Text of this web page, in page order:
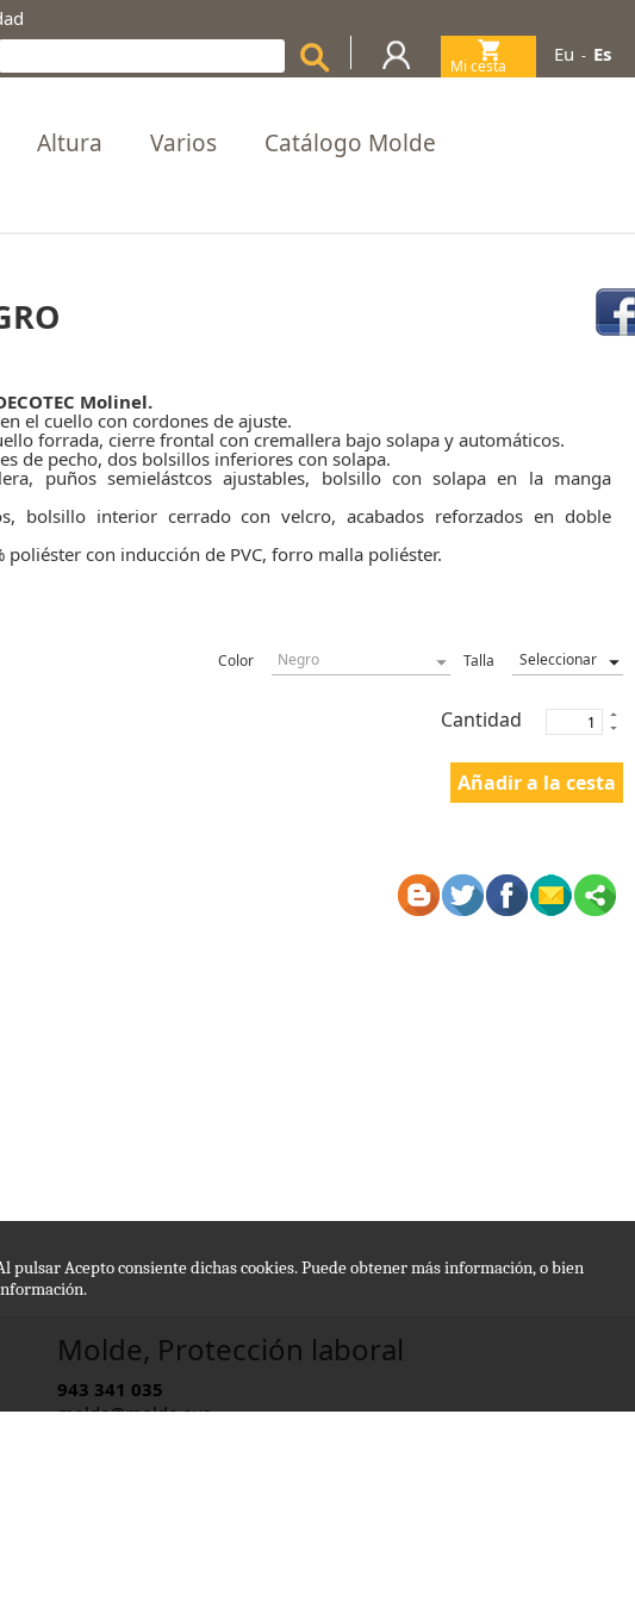
Acepto consiente dichas cookies. Puede obtener más información, o bien
Mi cesta
Eu - Es
Altura Varios
Catálogo Molde
Molinel.
el cuello con cordones de ajuste.
forrada, cierre frontal con cremallera bajo solapa y automáticos.
de pecho, dos bolsillos inferiores con solapa.
puños semielástcos ajustables, bolsillo con solapa en la manga
bolsillo interior cerrado con velcro, acabados reforzados en doble
poliéster con inducción de PVC, forro malla poliéster.
Color
Talla
Cantidad
Molde, Protección laboral
943 341 035
molde@molde.eus